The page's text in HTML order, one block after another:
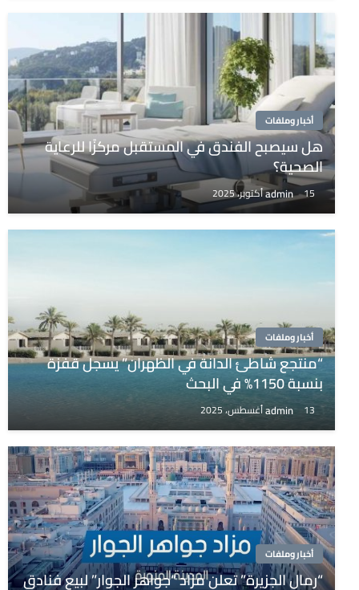
أخبار وملفات
هل سيصبح الفندق في المستقبل مركزًا للرعاية
الصحية؟
admin 15 أكتوبر، 2025
أخبار وملفات
“منتجع شاطئ الدانة في الظهران” يسجل قفزة
بنسبة 1150% في البحث
admin 13 أغسطس، 2025
أخبار وملفات
“رمال الجزيرة” تعلن مزاد “جواهر الجوار” لبيع فنادق